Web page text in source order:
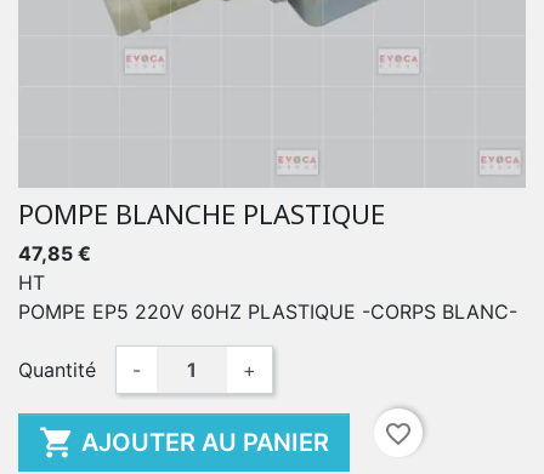
POMPE BLANCHE PLASTIQUE
47,85 €
HT
POMPE EP5 220V 60HZ PLASTIQUE -CORPS BLANC-
Quantité - +
 AJOUTER AU PANIER favorite_border